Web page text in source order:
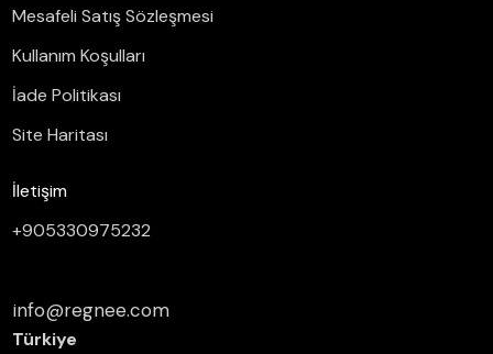
Mesafeli Satış Sözleşmesi
Kullanım Koşulları
İade Politikası
Site Haritası
İletişim
+905330975232
info@regnee.com
Türkiye